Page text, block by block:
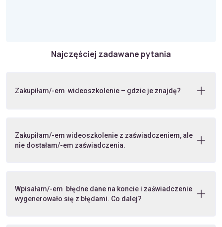
Najczęściej zadawane pytania
Zakupiłam/-em wideoszkolenie – gdzie je znajdę?
Zakupiłam/-em wideoszkolenie z zaświadczeniem, ale
nie dostałam/-em zaświadczenia.
Wpisałam/-em błędne dane na koncie i zaświadczenie
wygenerowało się z błędami. Co dalej?